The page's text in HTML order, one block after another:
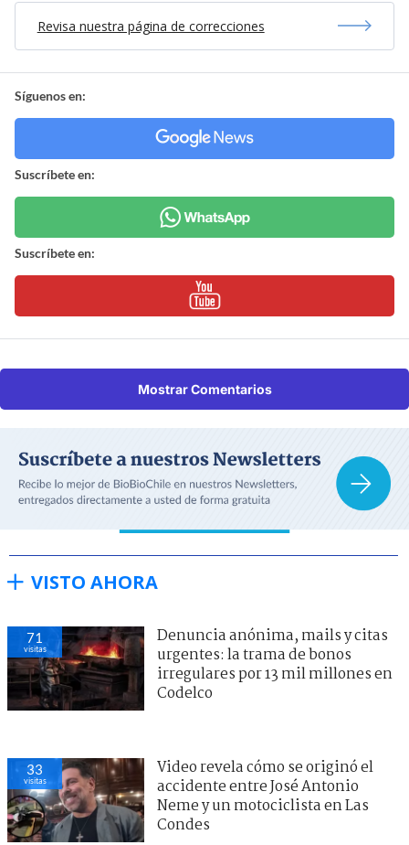
Revisa nuestra página de correcciones
Síguenos en:
Suscríbete en:
Suscríbete en:
Mostrar Comentarios
VISTO AHORA
71
visitas
Denuncia anónima, mails y citas
urgentes: la trama de bonos
irregulares por 13 mil millones en
Codelco
33
visitas
Video revela cómo se originó el
accidente entre José Antonio
Neme y un motociclista en Las
Condes